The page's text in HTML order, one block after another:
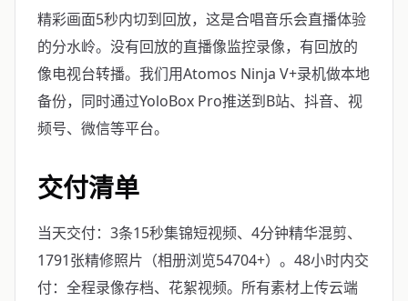
精彩画面5秒内切到回放，这是合唱音乐会直播体验
的分水岭。没有回放的直播像监控录像，有回放的
像电视台转播。我们用Atomos Ninja V+录机做本地
备份，同时通过YoloBox Pro推送到B站、抖音、视
频号、微信等平台。
交付清单
当天交付：3条15秒集锦短视频、4分钟精华混剪、
1791张精修照片（相册浏览54704+）。48小时内交
付：全程录像存档、花絮视频。所有素材上传云端